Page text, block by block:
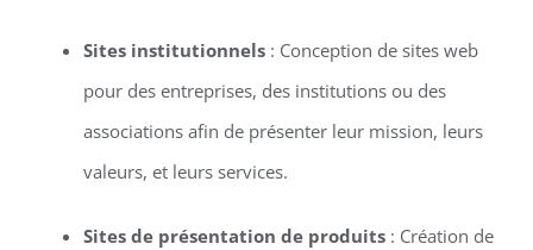
Sites institutionnels: Conception de sites web
pour des entreprises, des institutions ou des
associations afin de présenter leur mission, leurs
valeurs, et leurs services.
Sites de présentation de produits: Création de